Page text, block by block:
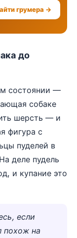
грумера →
до
состоянии —
собаке
шерсть — и
фигура с
пуделей в
деле пудель
и купание это
если
похож на